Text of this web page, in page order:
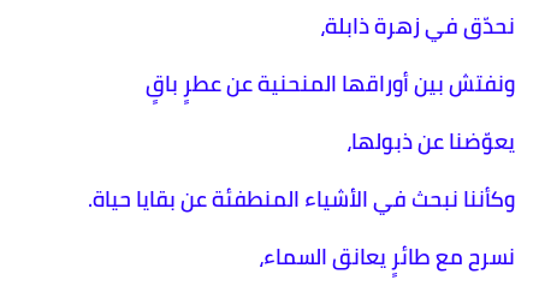
نحدّق في زهرة ذابلة،
ونفتش بين أوراقها المنحنية عن عطرٍ باقٍ
يعوّضنا عن ذبولها،
وكأننا نبحث في الأشياء المنطفئة عن بقايا حياة.
نسرح مع طائرٍ يعانق السماء،